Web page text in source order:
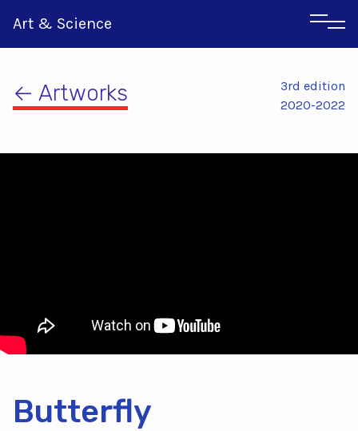
Art & Science
← Artworks
3rd edition
2020-2022
Butterfly